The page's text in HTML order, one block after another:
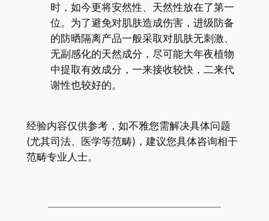
时，如今更将安然性、天然性放在了第一
位。为了避免对肌肤造成伤害，进级防备
的防晒隔离产品一般采取对肌肤无刺激、
无副感化的天然成分，尽可能大年夜植物
中提取有效成分，一来接收较快，二来代
谢性也较好的。
经验内容仅供参考，如不雅您需解决具体问题
(尤其司法、医学等范畴)，建议您具体咨询相干
范畴专业人士。